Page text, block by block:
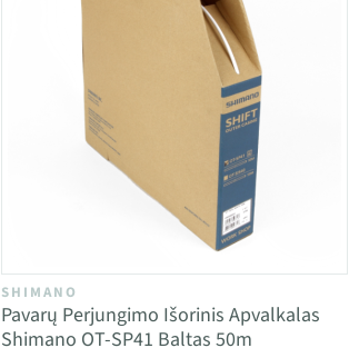
SHIMANO
Pavarų Perjungimo Išorinis Apvalkalas
Shimano OT-SP41 Baltas 50m